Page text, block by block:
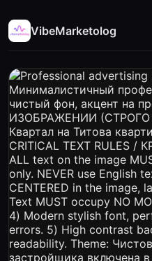
VibeMarketolog